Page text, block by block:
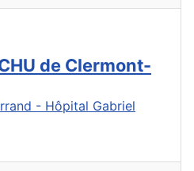
de Clermont-
- Hôpital Gabriel